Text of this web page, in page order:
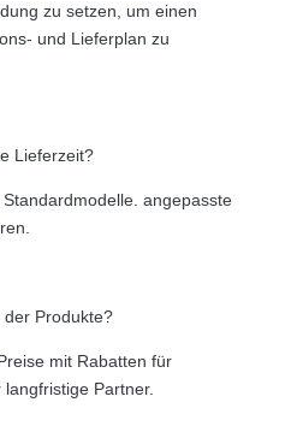
zu setzen, um einen
und Lieferplan zu
Lieferzeit?
angepasste
der Produkte?
mit Rabatten für
Partner.